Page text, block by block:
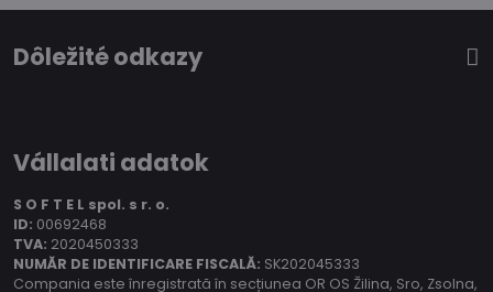
Dôležité odkazy
Vállalati adatok
S O F T E L spol. s r. o.
ID: 00692468
TVA: 2020450333
NUMĂR DE IDENTIFICARE FISCALĂ: SK202045333
Compania este înregistrată în secțiunea OR OS Žilina, Sro, Zsolna,